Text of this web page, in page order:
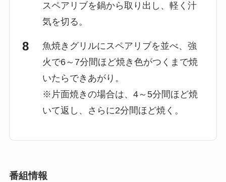
スペアリブを鍋から取り出し、軽く汁
気を切る。
魚焼きグリルにスペアリブを並べ、強
火で6～7分間ほど焼き色がつくまで焼
いたらできあがり。
※片面焼きの場合は、4～5分間ほど焼
いて返し、さらに2分間ほど焼く。
番組情報